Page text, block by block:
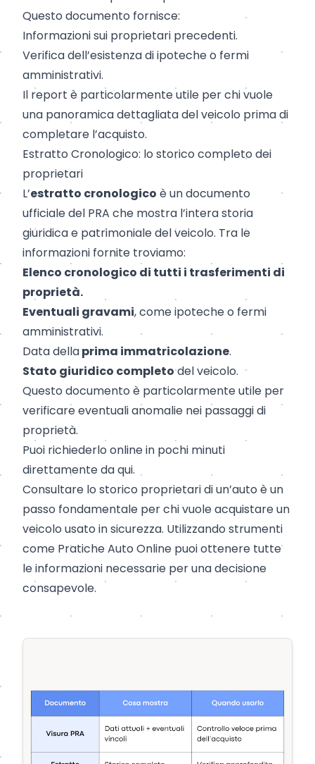
Questo documento fornisce:
Informazioni sui proprietari precedenti.
Verifica dell’esistenza diipotecheo fermi
amministrativi.
Il report è particolarmente utile per chi vuole
una panoramica dettagliata del veicolo prima di
completare l’acquisto.
Estratto Cronologico: lo storico completo dei
proprietari
L’estratto cronologico è un documento
ufficiale del PRA che mostra l’intera storia
giuridica e patrimoniale del veicolo. Tra le
informazioni fornite troviamo:
Elenco cronologico di tutti i trasferimenti di
proprietà.
Eventuali gravami, come ipoteche o fermi
amministrativi.
Data dellaprima immatricolazione.
Stato giuridico completodel veicolo.
Questo documento è particolarmente utile per
verificare eventuali anomalie nei passaggi di
proprietà.
Puoi richiederlo online in pochi minuti
direttamente daqui.
Consultare lo storico proprietari di un’auto è un
passo fondamentale per chi vuole acquistare un
veicolo usato in sicurezza. Utilizzando strumenti
come Pratiche Auto Online puoi ottenere tutte
le informazioni necessarie per una decisione
consapevole.